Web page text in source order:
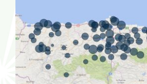
más
grande